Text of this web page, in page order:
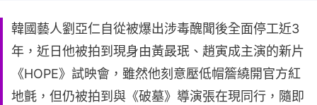
韓國藝人劉亞仁自從被爆出涉毒醜聞後全面停工近3
年，近日他被拍到現身由黃晸珉、趙寅成主演的新片
《HOPE》試映會，雖然他刻意壓低帽簷繞開官方紅
地氈，但仍被拍到與《破墓》導演張在現同行，隨即